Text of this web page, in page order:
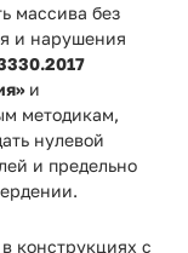
массива без
и нарушения
и
методикам,
нулевой
и предельно
конструкциях с